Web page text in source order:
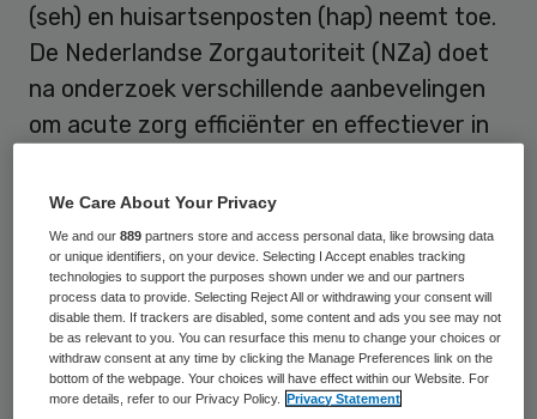
(seh) en huisartsenposten (hap) neemt toe.
De Nederlandse Zorgautoriteit (NZa) doet
na onderzoek verschillende aanbevelingen
om acute zorg efficiënter en effectiever in
Wanneer het druk is op de spoedeisende
hulp zijn er nu nog voldoende
uitwijkmogelijkheden bij andere
ziekenhuizen of instellingen in de omgeving,
schrijft de NZa in haar marktscan van de
acute zorg. Hoewel dit per regio verschilt,
We Care About Your Privacy
We and our889 partners store and access personal data, like browsing data
or unique identifiers, on your device. Selecting I Accept enables tracking
technologies to support the purposes shown under we and our partners
process data to provide. Selecting Reject All or withdrawing your consent will
disable them. If trackers are disabled, some content and ads you see may not
be as relevant to you. You can resurface this menu to change your choices or
withdraw consent at any time by clicking the Manage Preferences link on the
bottom of the webpage. Your choices will have effect within our Website. For
more details, refer to our Privacy Policy.
Privacy Statement